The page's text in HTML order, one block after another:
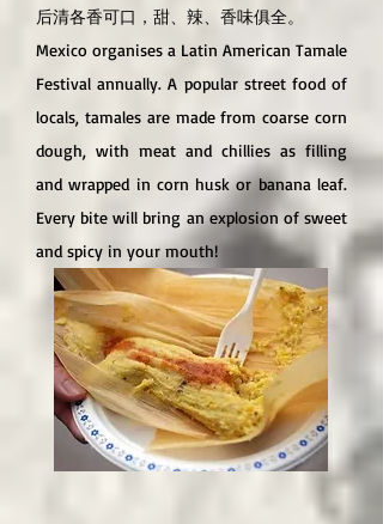
后清各香可口，甜、辣、香味俱全。
Mexico organises a Latin American Tamale
Festival annually. A popular street food of
locals, tamales are made from coarse corn
dough, with meat and chillies as filling
and wrapped in corn husk or banana leaf.
Every bite will bring an explosion of sweet
and spicy in your mouth!